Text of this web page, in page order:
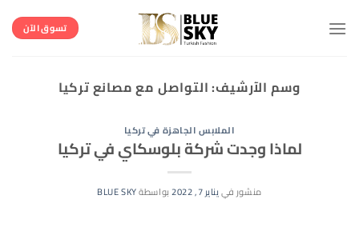
للمحتوى
تسوق الآن
وسم الآرشيف:التواصل مع مصانع تركيا
الملابس الجاهزة في تركيا
لماذا وجدت شركة بلوسكاي في تركيا
منشور فييناير 7, 2022 بواسطةBLUE SKY